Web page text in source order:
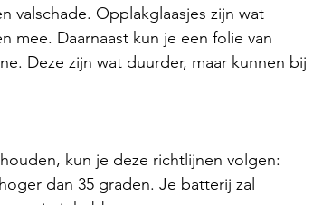
valschade. Opplakglaasjes zijn wat
mee. Daarnaast kun je een folie van
Deze zijn wat duurder, maar kunnen bij
kun je deze richtlijnen volgen:
dan 35 graden. Je batterij zal